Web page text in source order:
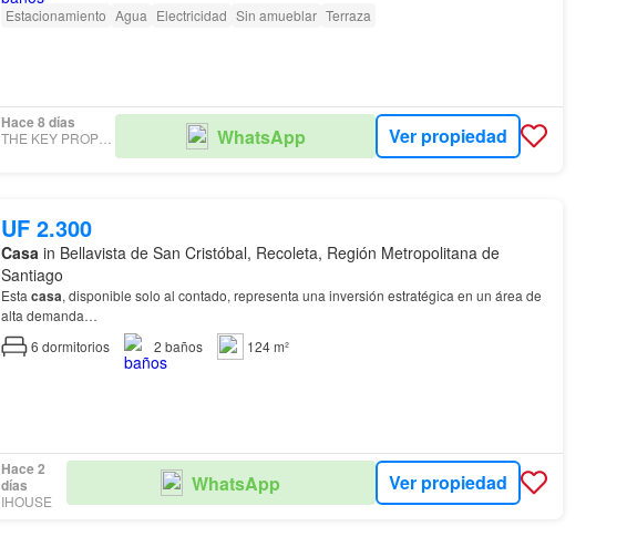
Estacionamiento Agua Electricidad Sin amueblar Terraza
Hace 8 días
THE KEY PROPERTIES WhatsApp Ver propiedad
UF 2.300
Casa in Bellavista de San Cristóbal, Recoleta, Región Metropolitana de
Santiago
Esta casa, disponible solo al contado, representa una inversión estratégica en un área de
alta demanda…
6 dormitorios 2 baños 124 m²
Hace 2
días
IHOUSE
WhatsApp Ver propiedad